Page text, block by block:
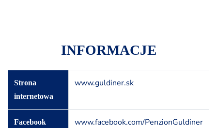
INFORMACJE
Strona
internetowa
www.guldiner.sk
Facebook www.facebook.com/PenzionGuldiner